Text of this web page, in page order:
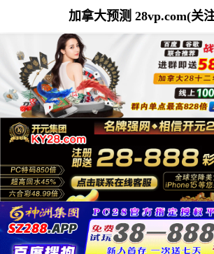
加拿大预测 28vp.com(关